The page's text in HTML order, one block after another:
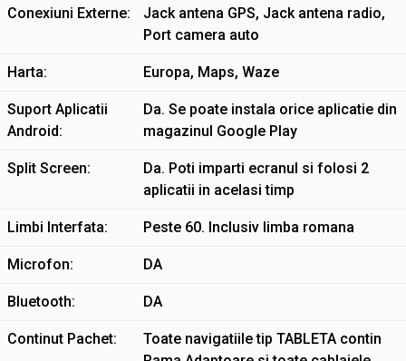
Conexiuni Externe
Jack antena GPS, Jack antena radio,
Port camera auto
Harta Europa, Maps, Waze
Suport Aplicatii
Android
Da. Se poate instala orice aplicatie din
magazinul Google Play
Split Screen
Da. Poti imparti ecranul si folosi 2
aplicatii in acelasi timp
Limbi Interfata Peste 60. Inclusiv limba romana
Microfon DA
Bluetooth DA
Continut Pachet
Toate navigatiile tip TABLETA contin